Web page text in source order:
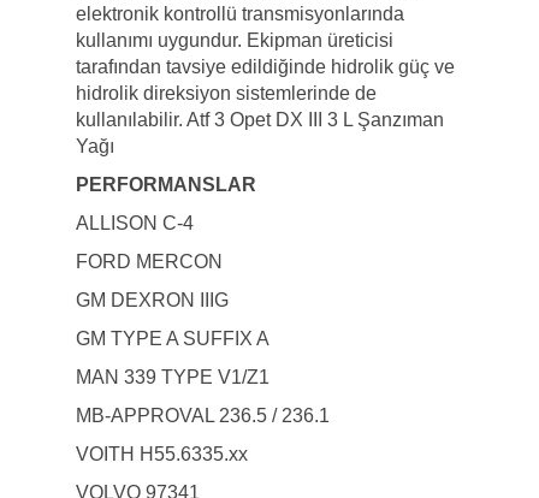
elektronik kontrollü transmisyonlarında
kullanımı uygundur. Ekipman üreticisi
tarafından tavsiye edildiğinde hidrolik güç ve
hidrolik direksiyon sistemlerinde de
kullanılabilir. Atf 3 Opet DX III 3 L Şanzıman
Yağı
PERFORMANSLAR
ALLISON C-4
FORD MERCON
GM DEXRON IIIG
GM TYPE A SUFFIX A
MAN 339 TYPE V1/Z1
MB-APPROVAL 236.5 / 236.1
VOITH H55.6335.xx
VOLVO 97341